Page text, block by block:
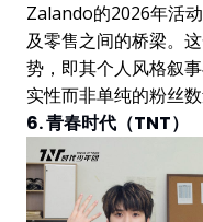
Zalando的2026年活
及零售之间的桥梁。
势，即其个人风格叙
实性而非单纯的粉丝数
6. 青春时代（TNT）